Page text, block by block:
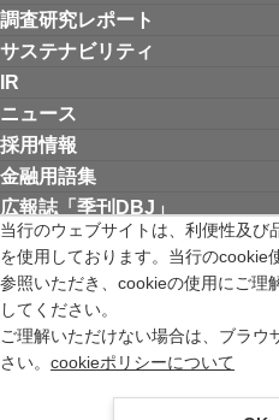
当行のウェブサイトは、利便性及
を使用しております。当行のcookie
参照いただき、cookieの使用にご理
してください。
ご理解いただけない場合は、ブラ
さい。 cookieポリシーについて
調査研究レポート
サステナビリティ
IR
ニュース
採用情報
金融用語集
広報誌「季刊DBJ」
リンク集 お問い合わせ サイトご利用
ウェブアクセシビリティ方針
金融商品取引法の特定投資家制度に
苦情等受付窓口 サイトマップ English
協会 日本証券業協会